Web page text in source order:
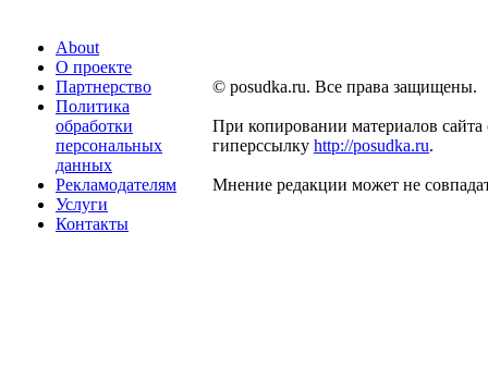
About
О проекте
Партнерство
Политика
обработки
персональных
данных
Рекламодателям
Услуги
Контакты
© posudka.ru. Все права защищены.
При копировании материалов сайта
гиперссылку http://posudka.ru.
Мнение редакции может не